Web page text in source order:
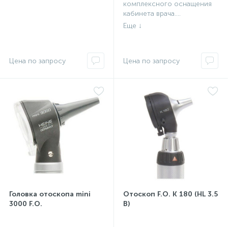
комплексного оснащения
кабинета врача....
Головка отоскопа mini
3000 F.O.
Отоскоп F.O. К 180 (HL 3.5
В)